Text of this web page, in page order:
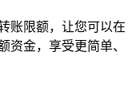
账限额，让您可以在
金，享受更简单、